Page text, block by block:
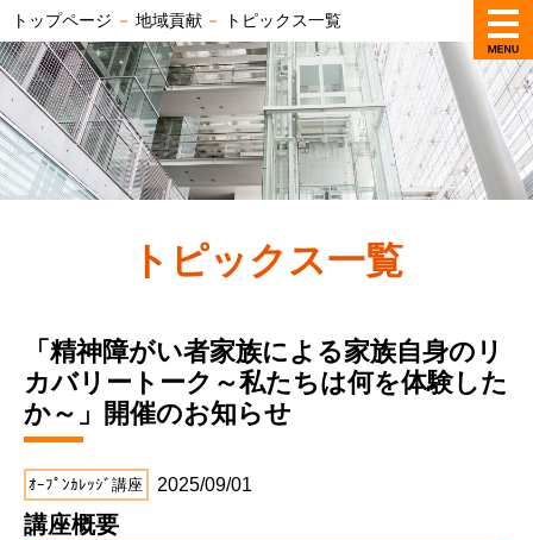
トップページ － 地域貢献 － トピックス一覧
トピックス一覧
「精神障がい者家族による家族自身のリ
カバリートーク～私たちは何を体験した
か～」開催のお知らせ
ｵｰﾌﾟﾝｶﾚｯｼﾞ講座 2025/09/01
講座概要